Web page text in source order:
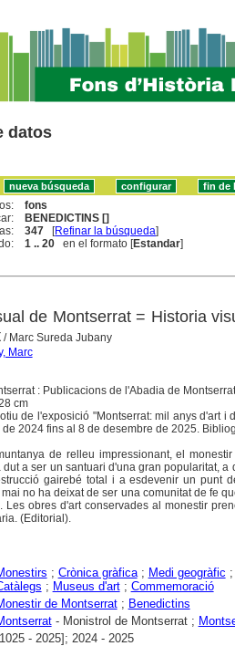
datos
fons
BENEDICTINS []
347 [Refinar la búsqueda]
1 .. 20 en el formato [Estandar]
de Montserrat = Historia
/ Marc Sureda Jubany
Marc
: Publicacions de l'Abadia de
cm
de l'exposició "Montserrat: mil anys d'art
2024 fins al 8 de desembre de 2025.
de relleu impressionant, el
a ser un santuari d'una gran popularitat,
gairebé total i a esdevenir un punt
no ha deixat de ser una comunitat de fe
Les obres d'art conservades al monestir
(Editorial).
; Crònica gràfica; Medi geogràfic ;
; Museus d'art; Commemoració
de Montserrat; Benedictins
- Monistrol de Montserrat ;
- 2025]; 2024 - 2025